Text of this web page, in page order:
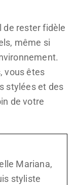
de rester fidèle
même si
vous êtes
stylées et des
de votre
Mariana,
styliste